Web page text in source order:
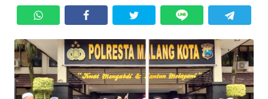
KRIMINAL
EKUIN
SAINS-TEKNO